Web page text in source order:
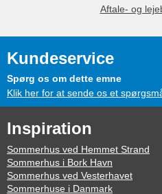
Aftale- og
Kundeservice
Spørg os om dette emne
Klik her for at sende os et
Inspiration
Sommerhus ved Hemmet Strand
Sommerhus i Bork Havn
Sommerhus ved Vesterhavet
Sommerhuse i Danmark